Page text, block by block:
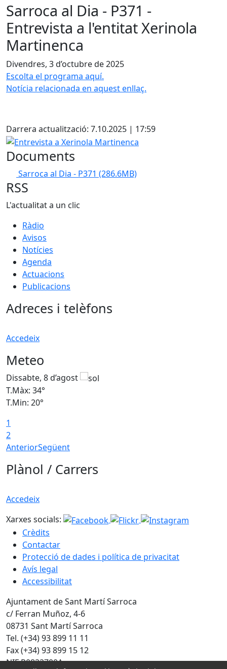
Sarroca al Dia - P371 -
Entrevista a l'entitat Xerinola
Martinenca
Divendres, 3 d’octubre de 2025
Escolta el programa aquí.
Notícia relacionada en aquest enllaç.
Darrera actualització: 7.10.2025 | 17:59
Entrevista a Xerinola Martinenca
Documents
Sarroca al Dia - P371 (286.6MB)
RSS
L'actualitat a un clic
Ràdio
Avisos
Notícies
Agenda
Actuacions
Publicacions
Adreces i telèfons
Accedeix
Meteo
Dissabte, 8 d’agost
T.Màx: 34°
T.Min: 20°
1
2
AnteriorSegüent
Plànol / Carrers
Accedeix
Xarxes socials:
Crèdits
Contactar
Protecció de dades i política de privacitat
Avís legal
Accessibilitat
Ajuntament de Sant Martí Sarroca
c/ Ferran Muñoz, 4-6
08731 Sant Martí Sarroca
Tel. (+34) 93 899 11 11
Fax (+34) 93 899 15 12
NIF P0822700A